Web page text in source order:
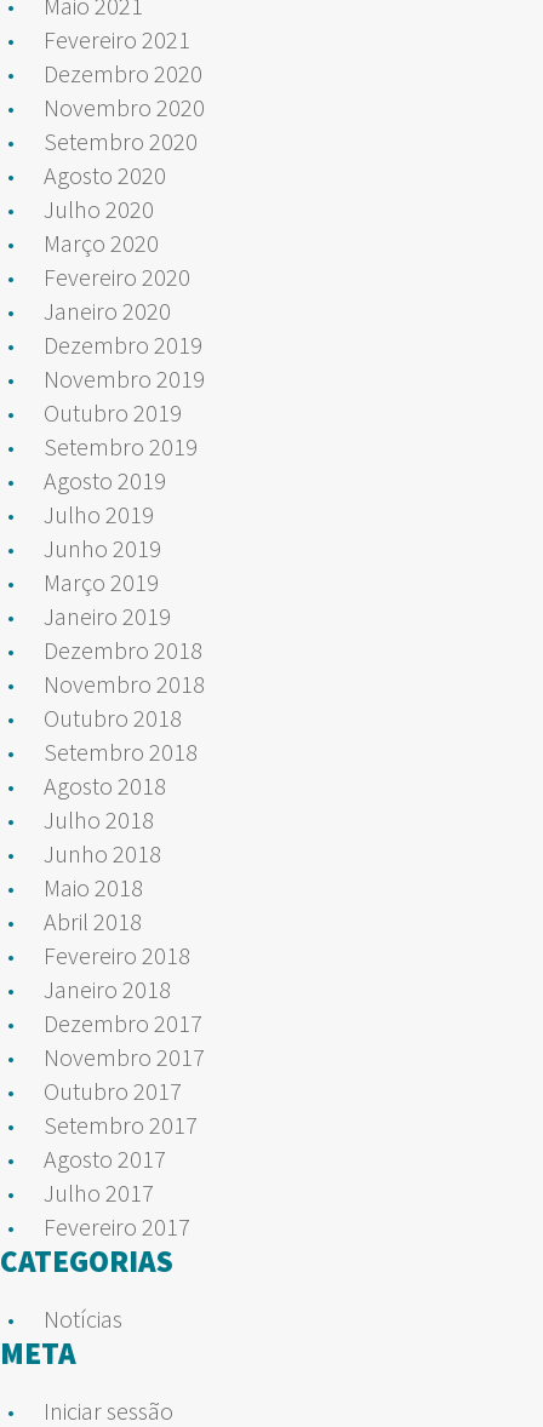
Fevereiro 2021
Dezembro 2020
Novembro 2020
Setembro 2020
Agosto 2020
Julho 2020
Março 2020
Fevereiro 2020
Janeiro 2020
Dezembro 2019
Novembro 2019
Outubro 2019
Setembro 2019
Agosto 2019
Julho 2019
Junho 2019
Março 2019
Janeiro 2019
Dezembro 2018
Novembro 2018
Outubro 2018
Setembro 2018
Agosto 2018
Julho 2018
Junho 2018
Maio 2018
Abril 2018
Fevereiro 2018
Janeiro 2018
Dezembro 2017
Novembro 2017
Outubro 2017
Setembro 2017
Agosto 2017
Julho 2017
Fevereiro 2017
CATEGORIAS
Notícias
META
Iniciar sessão